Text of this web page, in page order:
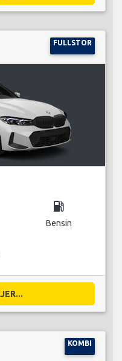
FULLSTOR
local_gas_station
Bensin
KOMBI